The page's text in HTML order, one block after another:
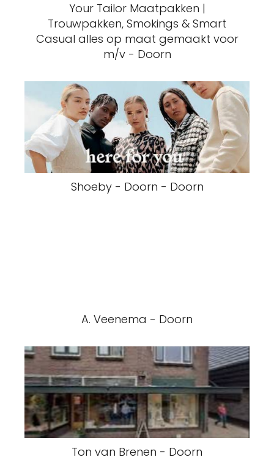
Your Tailor Maatpakken |
Trouwpakken, Smokings & Smart
Casual alles op maat gemaakt voor
m/v - Doorn
Shoeby - Doorn - Doorn
A. Veenema - Doorn
Ton van Brenen - Doorn